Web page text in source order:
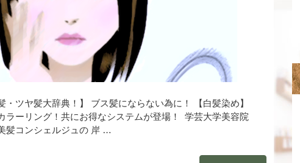
・ツヤ髪大辞典！】 ブス髪にならない為に！ 【白髪染め】
ーリング！共にお得なシステムが登場！ 学芸大学美容院
髪コンシェルジュの 岸 …